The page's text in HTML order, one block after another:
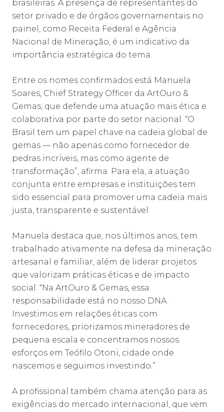
brasileiras. A presença de representantes do
setor privado e de órgãos governamentais no
painel, como Receita Federal e Agência
Nacional de Mineração, é um indicativo da
importância estratégica do tema.
Entre os nomes confirmados está Manuela
Soares, Chief Strategy Officer da ArtOuro &
Gemas, que defende uma atuação mais ética e
colaborativa por parte do setor nacional. “O
Brasil tem um papel chave na cadeia global de
gemas — não apenas como fornecedor de
pedras incríveis, mas como agente de
transformação”, afirma. Para ela, a atuação
conjunta entre empresas e instituições tem
sido essencial para promover uma cadeia mais
justa, transparente e sustentável.
Manuela destaca que, nos últimos anos, tem
trabalhado ativamente na defesa da mineração
artesanal e familiar, além de liderar projetos
que valorizam práticas éticas e de impacto
social. “Na ArtOuro & Gemas, essa
responsabilidade está no nosso DNA.
Investimos em relações éticas com
fornecedores, priorizamos mineradores de
pequena escala e concentramos nossos
esforços em Teófilo Otoni, cidade onde
nascemos e seguimos investindo.”
A profissional também chama atenção para as
exigências do mercado internacional, que vem